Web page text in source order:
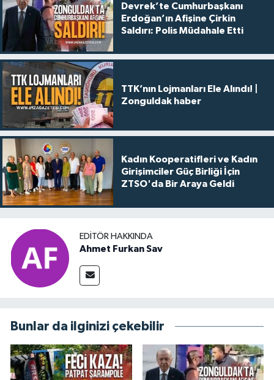
Devrek’te Cumhurbaşkanı
Erdoğan’ın Afişine Çirkin
Saldırı: Polis Müdahale Etti
TTK’nın Lojmanları Ele Alındı! |
Zonguldak haber
Kadın Kooperatifleri ve Kadın
Girişimciler Güç Birliği İçin
ZTSO'da Bir Araya Geldi
EDITÖR HAKKINDA
Ahmet Furkan Sav
Bunlar da ilginizi çekebilir